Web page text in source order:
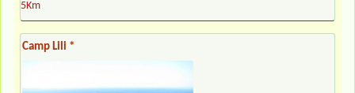
5Km
Camp Lili *